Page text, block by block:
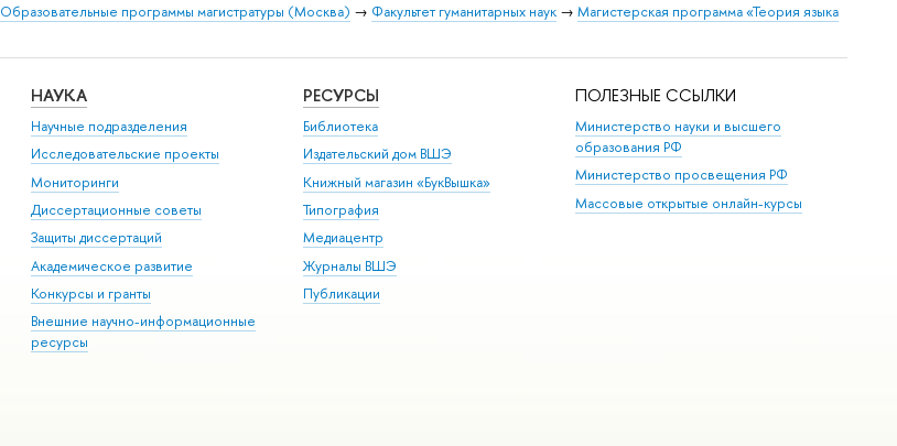
Образовательные программы магистратуры (Москва) → Факультет гуманитарных наук→ Магистерская программа «Теория языка
НАУКА
Научные подразделения
Исследовательские проекты
Мониторинги
Диссертационные советы
Защиты диссертаций
Академическое развитие
Конкурсы и гранты
Внешние научно-информационные
ресурсы
РЕСУРСЫ
Библиотека
Издательский дом ВШЭ
Книжный магазин «БукВышка»
Типография
Медиацентр
Журналы ВШЭ
Публикации
ПОЛЕЗНЫЕ ССЫЛКИ
Министерство науки и высшего
образования РФ
Министерство просвещения РФ
Массовые открытые онлайн-курсы